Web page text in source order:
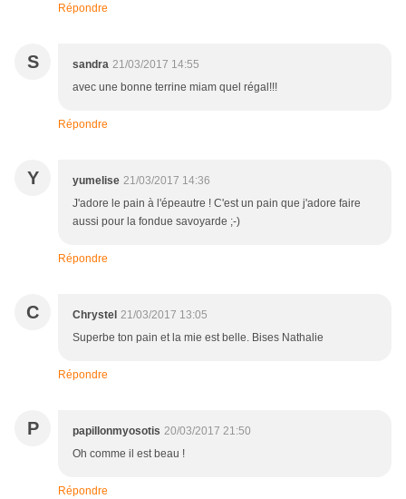
Répondre
S sandra 21/03/2017 14:55
avec une bonne terrine miam quel régal!!!
Répondre
Y yumelise 21/03/2017 14:36
J'adore le pain à l'épeautre ! C'est un pain que j'adore faire
aussi pour la fondue savoyarde ;-)
Répondre
C Chrystel 21/03/2017 13:05
Superbe ton pain et la mie est belle. Bises Nathalie
Répondre
P papillonmyosotis 20/03/2017 21:50
Oh comme il est beau !
Répondre